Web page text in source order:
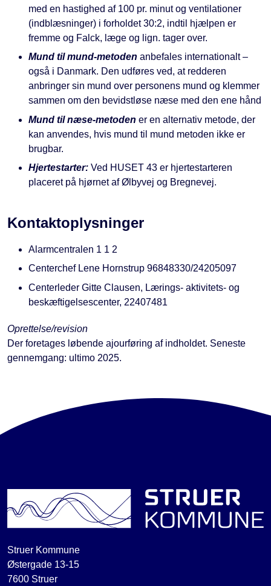
med en hastighed af 100 pr. minut og ventilationer
(indblæsninger) i forholdet 30:2, indtil hjælpen er
fremme og Falck, læge og lign. tager over.
Mund til mund-metoden anbefales internationalt –
også i Danmark. Den udføres ved, at redderen
anbringer sin mund over personens mund og klemmer
sammen om den bevidstløse næse med den ene hånd
Mund til næse-metoden er en alternativ metode, der
kan anvendes, hvis mund til mund metoden ikke er
brugbar.
Hjertestarter: Ved HUSET 43 er hjertestarteren
placeret på hjørnet af Ølbyvej og Bregnevej.
Kontaktoplysninger
Alarmcentralen 1 1 2
Centerchef Lene Hornstrup 96848330/24205097
Centerleder Gitte Clausen, Lærings- aktivitets- og
beskæftigelsescenter, 22407481
Oprettelse/revision
Der foretages løbende ajourføring af indholdet. Seneste
gennemgang: ultimo 2025.
Struer Kommune
Østergade 13-15
7600 Struer